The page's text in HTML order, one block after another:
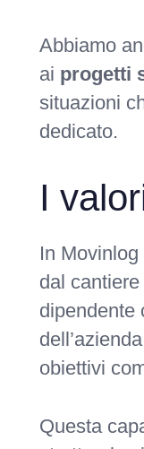
Abbiamo
ai progetti
situazioni
dedicato.
I
In
dal
dipendente
obiettivi
Questa